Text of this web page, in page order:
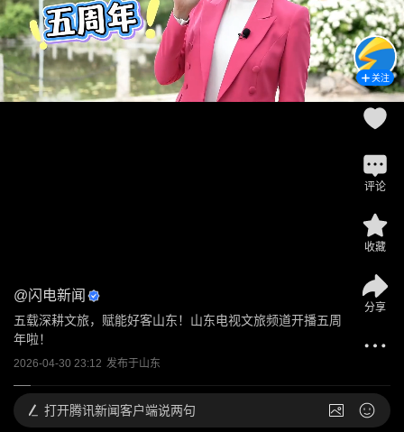
@闪电新闻
五载深耕文旅，赋能好客山东！山东电视文旅频道开播五周
年啦！
2026-04-30 23:12 发布于山东
关注
评论
收藏
分享
打开腾讯新闻客户端说两句